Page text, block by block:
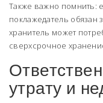
Также важно помнить:
поклажедатель обязан
хранитель может
сверхсрочное
утрату и